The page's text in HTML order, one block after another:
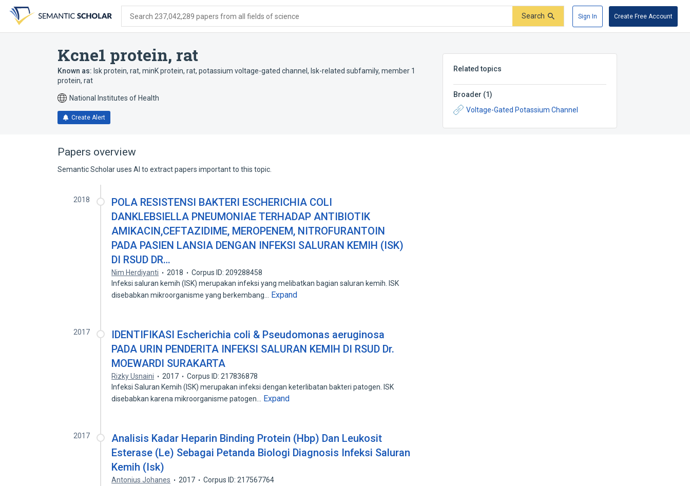
search
form
content
account
menu
Search 237,042,289 papers from all fields of science Search Sign In Create Free Account
Kcne1 protein, rat
Known as: Isk protein, rat, minK protein, rat, potassium voltage-gated channel, Isk-related subfamily, member 1
protein, rat
National Institutes of Health
Create Alert
Related topics
Broader (1)
Voltage-Gated Potassium Channel
Papers overview
Semantic Scholar uses AI to extract papers important to this topic.
2018
POLA RESISTENSI BAKTERI ESCHERICHIA COLI
DANKLEBSIELLA PNEUMONIAE TERHADAP ANTIBIOTIK
AMIKACIN,CEFTAZIDIME, MEROPENEM, NITROFURANTOIN
PADA PASIEN LANSIA DENGAN INFEKSI SALURAN KEMIH (ISK)
DI RSUD DR…
Nim Herdiyanti 2018
Corpus ID: 209288458
Infeksi saluran kemih (ISK) merupakan infeksi yang melibatkan bagian saluran kemih. ISK
disebabkan mikroorganisme yang berkembang…
Expand
2017
IDENTIFIKASI Escherichia coli & Pseudomonas aeruginosa
PADA URIN PENDERITA INFEKSI SALURAN KEMIH DI RSUD Dr.
MOEWARDI SURAKARTA
Rizky Usnaini 2017
Corpus ID: 217836878
Infeksi Saluran Kemih (ISK) merupakan infeksi dengan keterlibatan bakteri patogen. ISK
disebabkan karena mikroorganisme patogen…
Expand
2017
Analisis Kadar Heparin Binding Protein (Hbp) Dan Leukosit
Esterase (Le) Sebagai Petanda Biologi Diagnosis Infeksi Saluran
Kemih (Isk)
Antonius Johanes 2017
Corpus ID: 217567764